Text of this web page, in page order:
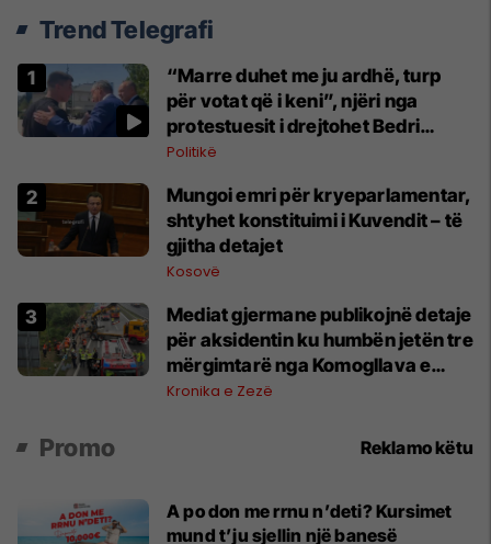
Trend Telegrafi
“Marre duhet me ju ardhë, turp
për votat që i keni”, njëri nga
protestuesit i drejtohet Bedri
Hamzës
Politikë
Mungoi emri për kryeparlamentar,
shtyhet konstituimi i Kuvendit – të
gjitha detajet
Kosovë
Mediat gjermane publikojnë detaje
për aksidentin ku humbën jetën tre
mërgimtarë nga Komogllava e
Ferizajt
Kronika e Zezë
Promo Reklamo këtu
A po don me rrnu n’deti? Kursimet
mund t’ju sjellin një banesë